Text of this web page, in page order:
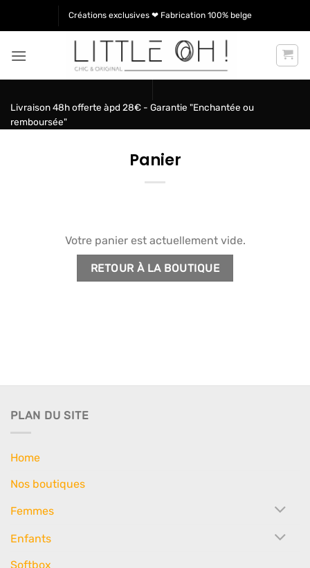
Créations exclusives ❤ Fabrication 100% belge
Livraison 48h offerte àpd 28€ - Garantie "Enchantée ou
remboursée"
Panier
Votre panier est actuellement vide.
RETOUR À LA BOUTIQUE
PLAN DU SITE
Home
Nos boutiques
Femmes
Enfants
Softbox